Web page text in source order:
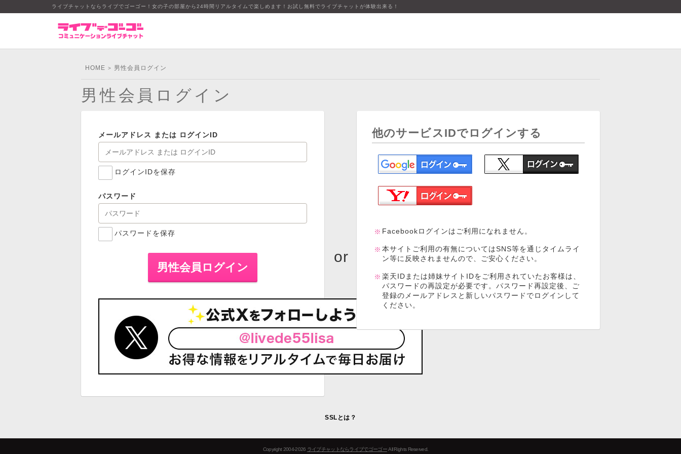
ライブチャットならライブでゴーゴー！女の子の部屋から24時間リアルタイムで楽しめます！お試し無料でライブチャットが体験出来る！
HOME > 男性会員ログイン
男性会員ログイン
メールアドレス または ログインID
ログインIDを保存
パスワード
パスワードを保存
他のサービスIDでログインする
Facebookログインはご利用になれません。
本サイトご利用の有無についてはSNS等を通じタイムライ
ン等に反映されませんので、ご安心ください。
楽天IDまたは姉妹サイトIDをご利用されていたお客様は、
パスワードの再設定が必要です。パスワード再設定後、ご
登録のメールアドレスと新しいパスワードでログインして
ください。
SSLとは？
Copyright 2004-2026 ライブチャットならライブでゴーゴーAll Rights Reserved.